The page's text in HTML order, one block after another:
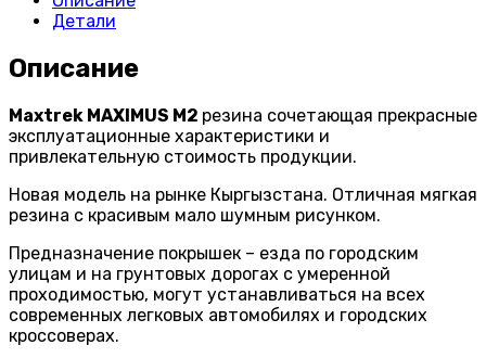
Детали
Описание
Maxtrek MAXIMUS M2 резина сочетающая прекрасные
эксплуатационные характеристики и
привлекательную стоимость продукции.
Новая модель на рынке Кыргызстана. Отличная мягкая
резина с красивым мало шумным рисунком.
Предназначение покрышек – езда по городским
улицам и на грунтовых дорогах с умеренной
проходимостью, могут устанавливаться на всех
современных легковых автомобилях и городских
кроссоверах.